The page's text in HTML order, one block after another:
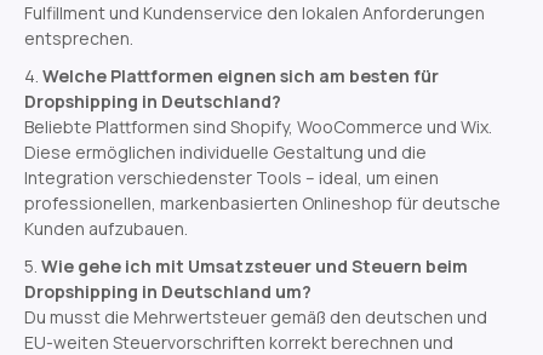
Fulfillment und Kundenservice den lokalen Anforderungen
entsprechen.
Welche Plattformen eignen sich am besten für
Dropshipping in Deutschland?
Beliebte Plattformen sind Shopify, WooCommerce und Wix.
Diese ermöglichen individuelle Gestaltung und die
Integration verschiedenster Tools – ideal, um einen
professionellen, markenbasierten Onlineshop für deutsche
Kunden aufzubauen.
Wie gehe ich mit Umsatzsteuer und Steuern beim
Dropshipping in Deutschland um?
Du musst die Mehrwertsteuer gemäß den deutschen und
EU-weiten Steuervorschriften korrekt berechnen und